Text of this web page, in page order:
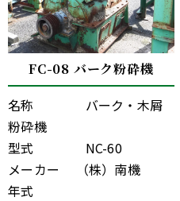
FC-08 バーク粉砕機
名称 バーク・木屑
粉砕機
型式 NC-60
メーカー （株）南機
年式